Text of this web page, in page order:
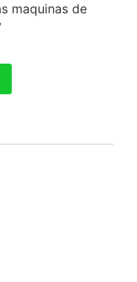
maquinas de